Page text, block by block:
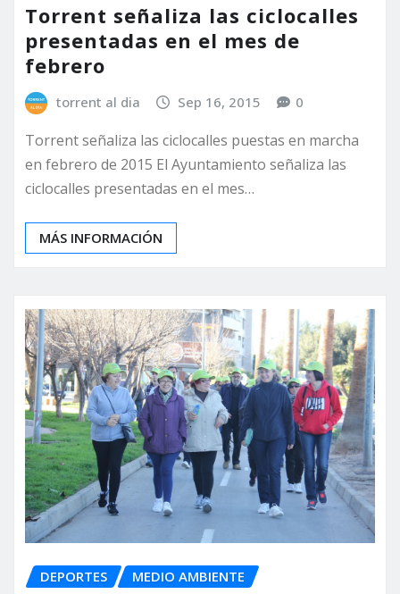
Torrent señaliza las ciclocalles
presentadas en el mes de
febrero
torrent al dia Sep 16, 2015 0
Torrent señaliza las ciclocalles puestas en marcha
en febrero de 2015 El Ayuntamiento señaliza las
ciclocalles presentadas en el mes…
MÁS INFORMACIÓN
DEPORTES MEDIO AMBIENTE